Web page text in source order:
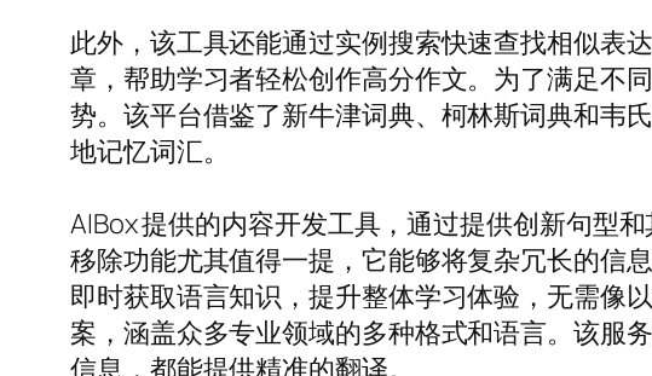
此外，该工具还能通过实例搜索快速查找相似表
章，帮助学习者轻松创作高分作文。为了满足不
势。该平台借鉴了新牛津词典、柯林斯词典和韦
地记忆词汇。
AIBox 提供的内容开发工具，通过提供创新句型
移除功能尤其值得一提，它能够将复杂冗长的信
即时获取语言知识，提升整体学习体验，无需像
案，涵盖众多专业领域的多种格式和语言。该服